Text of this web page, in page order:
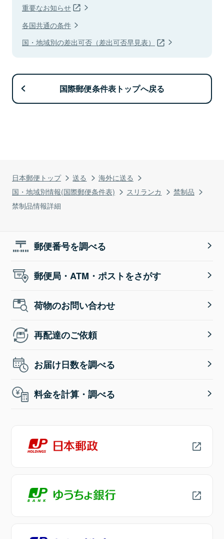
日本郵便トップ 送る
海外に送る
国・地域別情報(国際郵便条件表)
スリランカ
禁制品
禁制品情報詳細
重要なお知らせ
各国共通の条件
国・地域別の差出可否（差出可否早見表）
国際郵便条件表トップへ戻る
郵便番号を調べる
郵便局・ATM・ポストをさがす
荷物のお問い合わせ
再配達のご依頼
お届け日数を調べる
料金を計算・調べる